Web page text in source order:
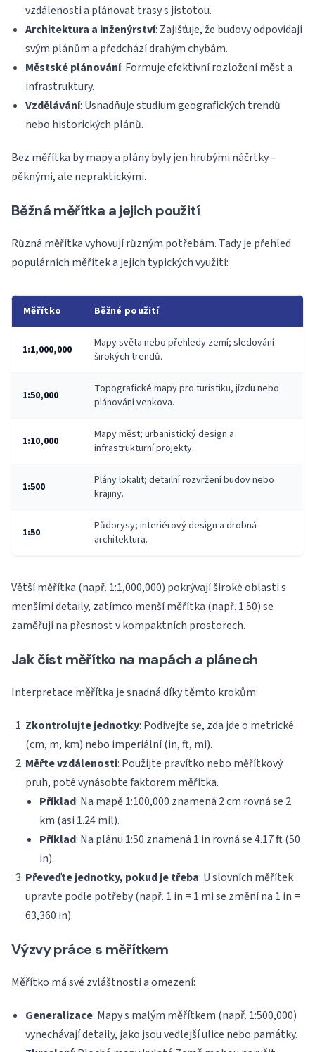
vzdálenosti a plánovat trasy s jistotou.
Architektura a inženýrství: Zajišťuje, že budovy odpovídají
svým plánům a předchází drahým chybám.
Městské plánování: Formuje efektivní rozložení měst a
infrastruktury.
Vzdělávání: Usnadňuje studium geografických trendů
nebo historických plánů.
Bez měřítka by mapy a plány byly jen hrubými náčrtky –
pěknými, ale nepraktickými.
Běžná měřítka a jejich použití
Různá měřítka vyhovují různým potřebám. Tady je přehled
populárních měřítek a jejich typických využití:
Měřítko Běžné použití
1:1,000,000
Mapy světa nebo přehledy zemí; sledování
širokých trendů.
1:50,000
Topografické mapy pro turistiku, jízdu nebo
plánování venkova.
1:10,000
Mapy měst; urbanistický design a
infrastrukturní projekty.
1:500
Plány lokalit; detailní rozvržení budov nebo
krajiny.
1:50
Půdorysy; interiérový design a drobná
architektura.
Větší měřítka (např. 1:1,000,000) pokrývají široké oblasti s
menšími detaily, zatímco menší měřítka (např. 1:50) se
zaměřují na přesnost v kompaktních prostorech.
Jak číst měřítko na mapách a plánech
Interpretace měřítka je snadná díky těmto krokům:
Zkontrolujte jednotky: Podívejte se, zda jde o metrické
(cm, m, km) nebo imperiální (in, ft, mi).
Měřte vzdálenosti: Použijte pravítko nebo měřítkový
pruh, poté vynásobte faktorem měřítka.
Příklad: Na mapě 1:100,000 znamená 2 cm rovná se 2
km (asi 1.24 mil).
Příklad: Na plánu 1:50 znamená 1 in rovná se 4.17 ft (50
in).
Převeďte jednotky, pokud je třeba: U slovních měřítek
upravte podle potřeby (např. 1 in = 1 mi se změní na 1 in =
63,360 in).
Výzvy práce s měřítkem
Měřítko má své zvláštnosti a omezení:
Generalizace: Mapy s malým měřítkem (např. 1:500,000)
vynechávají detaily, jako jsou vedlejší ulice nebo památky.